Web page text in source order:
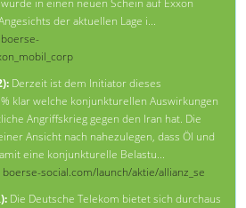
in einen neuen Schein auf Exxon
der aktuellen Lage i...
boerse-
Derzeit ist dem Initiator dieses
klar welche konjunkturellen Auswirkungen
Angriffskrieg gegen den Iran hat. Die
Ansicht nach nahezulegen, dass Öl und
eine konjunkturelle Belastu...
boerse-social.com/launch/aktie/allianz_se
Die Deutsche Telekom bietet sich durchaus